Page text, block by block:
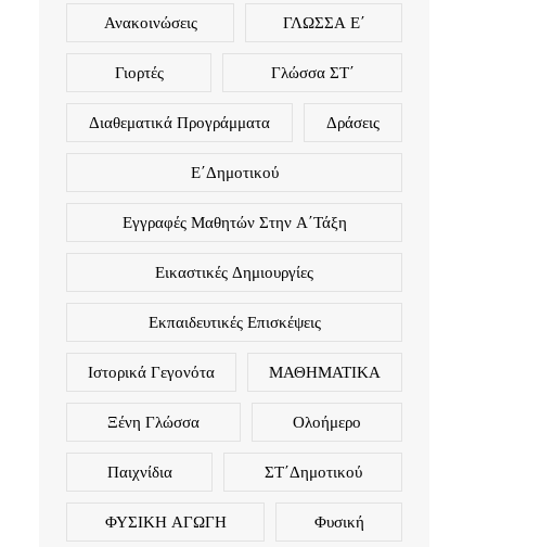
Ανακοινώσεις ΓΛΩΣΣΑ Ε΄
Γιορτές Γλώσσα ΣΤ΄
Διαθεματικά Προγράμματα Δράσεις
Ε΄Δημοτικού
Εγγραφές Μαθητών Στην Α΄τάξη
Εικαστικές Δημιουργίες
Εκπαιδευτικές Επισκέψεις
Ιστορικά Γεγονότα ΜΑΘΗΜΑΤΙΚΑ
Ξένη Γλώσσα Ολοήμερο
Παιχνίδια ΣΤ΄Δημοτικού
ΦΥΣΙΚΗ ΑΓΩΓΗ Φυσική